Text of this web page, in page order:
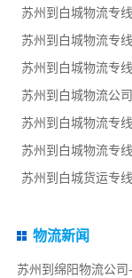
苏州到白城物流专
苏州到白城物流专
苏州到白城物流专
苏州到白城物流公
苏州到白城物流专
苏州到白城物流专
苏州到白城货运专
物流新闻
苏州到绵阳物流公